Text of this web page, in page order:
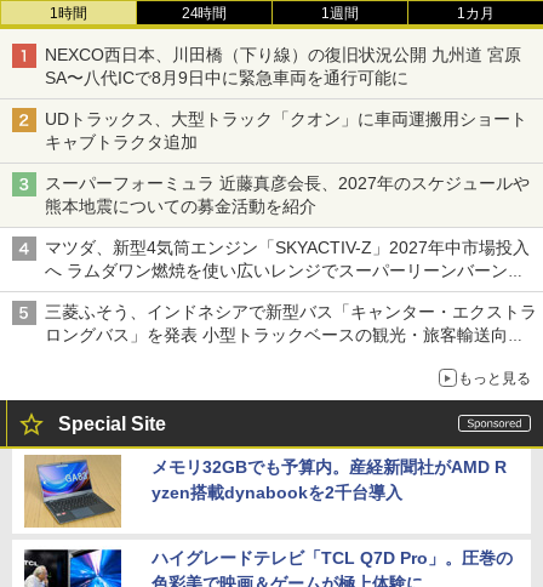
1時間 24時間 1週間 1カ月
NEXCO西日本、川田橋（下り線）の復旧状況公開 九州道 宮原
SA〜八代ICで8月9日中に緊急車両を通行可能に
UDトラックス、大型トラック「クオン」に車両運搬用ショート
キャブトラクタ追加
スーパーフォーミュラ 近藤真彦会長、2027年のスケジュールや
熊本地震についての募金活動を紹介
マツダ、新型4気筒エンジン「SKYACTIV-Z」2027年中市場投入
へ ラムダワン燃焼を使い広いレンジでスーパーリーンバーン燃
焼を実現
三菱ふそう、インドネシアで新型バス「キャンター・エクストラ
ロングバス」を発表 小型トラックベースの観光・旅客輸送向け
もっと見る
Special Site
メモリ32GBでも予算内。産経新聞社がAMD R
yzen搭載dynabookを2千台導入
ハイグレードテレビ「TCL Q7D Pro」。圧巻の
色彩美で映画＆ゲームが極上体験に